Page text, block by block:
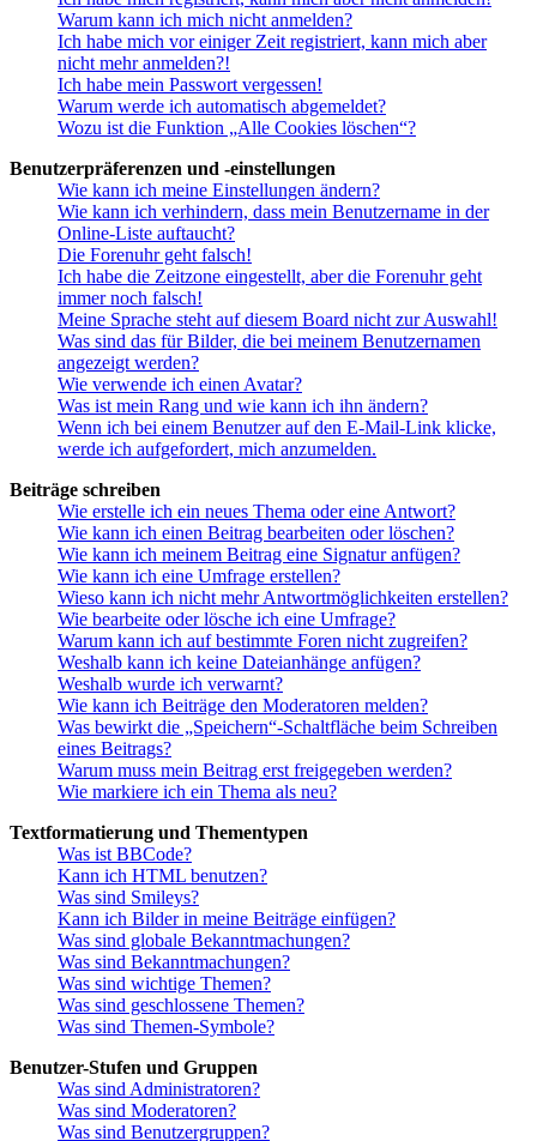
Warum kann ich mich nicht anmelden?
Ich habe mich vor einiger Zeit registriert, kann mich aber
nicht mehr anmelden?!
Ich habe mein Passwort vergessen!
Warum werde ich automatisch abgemeldet?
Wozu ist die Funktion „Alle Cookies löschen“?
Benutzerpräferenzen und -einstellungen
Wie kann ich meine Einstellungen ändern?
Wie kann ich verhindern, dass mein Benutzername in der
Online-Liste auftaucht?
Die Forenuhr geht falsch!
Ich habe die Zeitzone eingestellt, aber die Forenuhr geht
immer noch falsch!
Meine Sprache steht auf diesem Board nicht zur Auswahl!
Was sind das für Bilder, die bei meinem Benutzernamen
angezeigt werden?
Wie verwende ich einen Avatar?
Was ist mein Rang und wie kann ich ihn ändern?
Wenn ich bei einem Benutzer auf den E-Mail-Link klicke,
werde ich aufgefordert, mich anzumelden.
Beiträge schreiben
Wie erstelle ich ein neues Thema oder eine Antwort?
Wie kann ich einen Beitrag bearbeiten oder löschen?
Wie kann ich meinem Beitrag eine Signatur anfügen?
Wie kann ich eine Umfrage erstellen?
Wieso kann ich nicht mehr Antwortmöglichkeiten erstellen?
Wie bearbeite oder lösche ich eine Umfrage?
Warum kann ich auf bestimmte Foren nicht zugreifen?
Weshalb kann ich keine Dateianhänge anfügen?
Weshalb wurde ich verwarnt?
Wie kann ich Beiträge den Moderatoren melden?
Was bewirkt die „Speichern“-Schaltfläche beim Schreiben
eines Beitrags?
Warum muss mein Beitrag erst freigegeben werden?
Wie markiere ich ein Thema als neu?
Textformatierung und Thementypen
Was ist BBCode?
Kann ich HTML benutzen?
Was sind Smileys?
Kann ich Bilder in meine Beiträge einfügen?
Was sind globale Bekanntmachungen?
Was sind Bekanntmachungen?
Was sind wichtige Themen?
Was sind geschlossene Themen?
Was sind Themen-Symbole?
Benutzer-Stufen und Gruppen
Was sind Administratoren?
Was sind Moderatoren?
Was sind Benutzergruppen?